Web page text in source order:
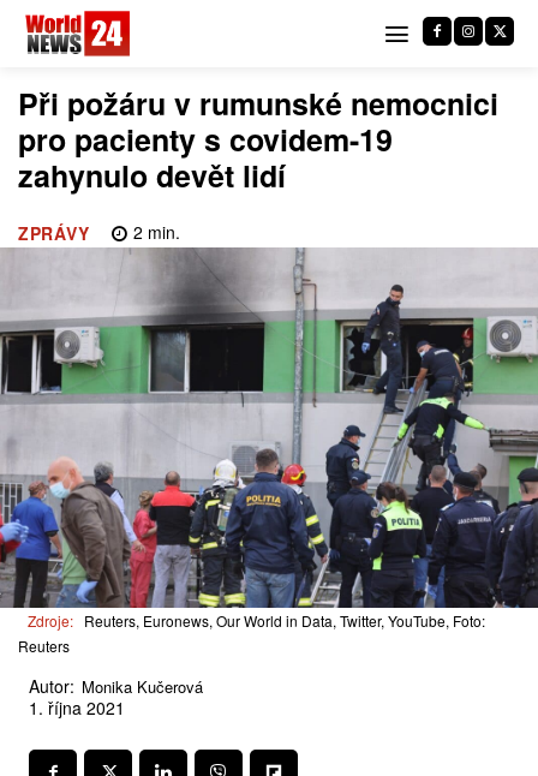
Při požáru v rumunské nemocnici
pro pacienty s covidem-19
zahynulo devět lidí
ZPRÁVY 2 min.
Zdroje: Reuters, Euronews, Our World in Data, Twitter, YouTube, Foto:
Reuters
Autor: Monika Kučerová
1. října 2021